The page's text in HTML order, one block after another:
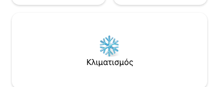
Κλιματισμός